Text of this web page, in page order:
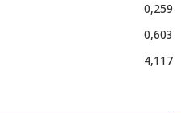
0,259
0,603
4,117